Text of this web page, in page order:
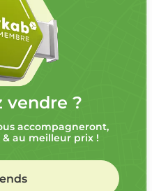
vendre ?
accompagneront,
au meilleur prix !